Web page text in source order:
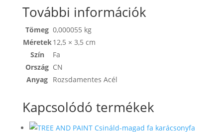
További információk
Tömeg 0,000055 kg
Méretek 12,5 × 3,5 cm
Szín
Fa
Ország CN
Anyag Rozsdamentes Acél
Kapcsolódó termékek